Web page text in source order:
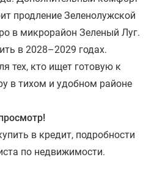
продление Зеленолужской
в микрорайон Зеленый Луг.
в 2028–2029 годах.
тех, кто ищет готовую к
в тихом и удобном районе
в кредит, подробности
по недвижимости.